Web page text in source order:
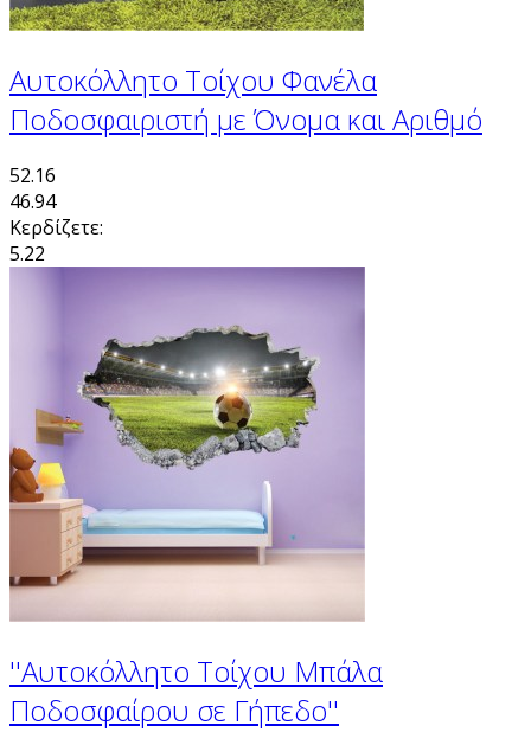
Αυτοκόλλητο Τοίχου Φανέλα
Ποδοσφαιριστή με Όνομα και Αριθμό
52.16
46.94
Κερδίζετε:
5.22
''Αυτοκόλλητο Τοίχου Μπάλα
Ποδοσφαίρου σε Γήπεδο''